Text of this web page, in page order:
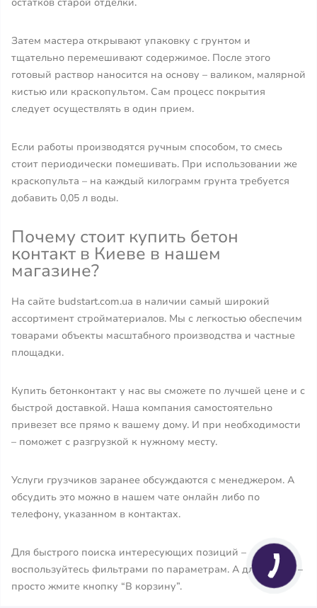
Затем мастера открывают упаковку с грунтом и
тщательно перемешивают содержимое. После этого
готовый раствор наносится на основу – валиком, малярной
кистью или краскопультом. Сам процесс покрытия
следует осуществлять в один прием.
Если работы производятся ручным способом, то смесь
стоит периодически помешивать. При использовании же
краскопульта – на каждый килограмм грунта требуется
добавить 0,05 л воды.
Почему стоит купить бетон
контакт в Киеве в нашем
магазине?
На сайте budstart.com.ua в наличии самый широкий
ассортимент стройматериалов. Мы с легкостью обеспечим
товарами объекты масштабного производства и частные
площадки.
Купить бетонконтакт у нас вы сможете по лучшей цене и с
быстрой доставкой. Наша компания самостоятельно
привезет все прямо к вашему дому. И при необходимости
– поможет с разгрузкой к нужному месту.
Услуги грузчиков заранее обсуждаются с менеджером. А
обсудить это можно в нашем чате онлайн либо по
телефону, указанном в контактах.
Для быстрого поиска интересующих позиций –
воспользуйтесь фильтрами по параметрам. А для заказа –
просто жмите кнопку “В корзину”.